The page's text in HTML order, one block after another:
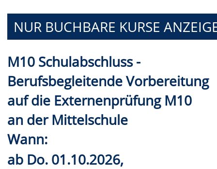
NUR BUCHBARE KURSE
M10 Schulabschluss -
Berufsbegleitende Vorbereitung
auf die Externenprüfung M10
an der Mittelschule
Wann:
ab Do. 01.10.2026,